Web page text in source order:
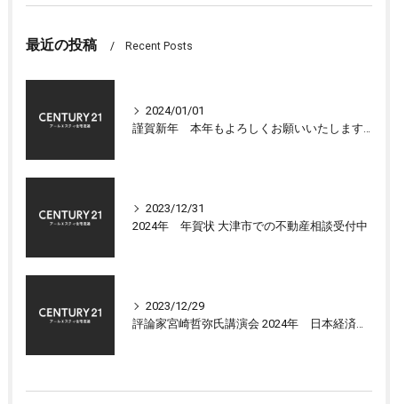
最近の投稿 Recent Posts
2024/01/01
謹賀新年 本年もよろしくお願いいたします 大津市センチュリー21アールエスティ住宅流通
2023/12/31
2024年 年賀状 大津市での不動産相談受付中
2023/12/29
評論家宮崎哲弥氏講演会 2024年 日本経済の展望について